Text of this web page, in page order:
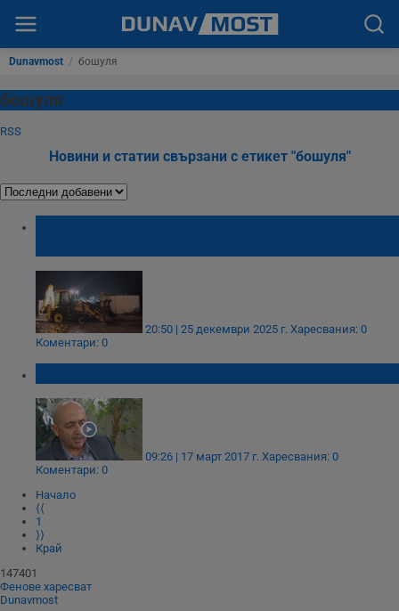
Dunavmost / бошуля
бошуля
RSS
Новини и статии свързани с етикет "бошуля"
20:50 | 25 декември 2025 г. Харесвания: 0
Коментари: 0
09:26 | 17 март 2017 г. Харесвания: 0
Коментари: 0
Начало
⟨⟨
1
⟩⟩
Край
147401
Фенове харесват
Dunavmost